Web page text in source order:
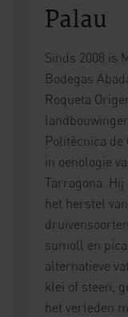
Palau
Sinds 2008 is
Bodegas
Roqueta
Politècnica de
in oenologie
Tarragona.
het herstel
sumoll en
alternatieve
klei of steen,
het verleden